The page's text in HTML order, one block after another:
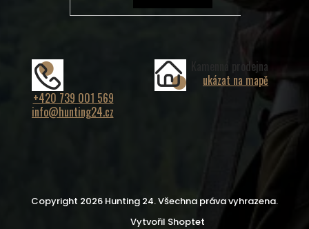
+420 739 001 569
info@hunting24.cz
Kamenná prodejna
ukázat na mapě
Vytvořil Shoptet
Copyright 2026 Hunting 24. Všechna práva vyhrazena.